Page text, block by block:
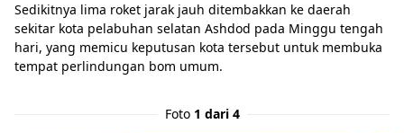
Sedikitnya lima roket jarak jauh ditembakkan ke daerah
sekitar kota pelabuhan selatan Ashdod pada Minggu tengah
hari, yang memicu keputusan kota tersebut untuk membuka
tempat perlindungan bom umum.
Foto 1 dari 4